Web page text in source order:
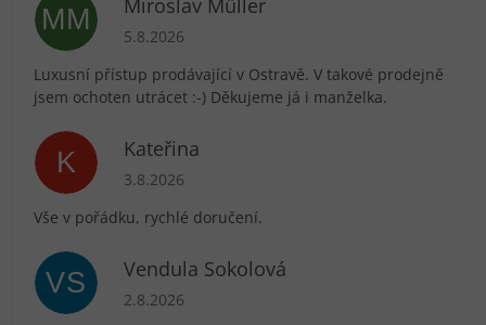
MM Miroslav Müller
Hodnocení obchodu je 5 z 5 hvězdiček.
5.8.2026
Luxusní přístup prodávající v Ostravě. V takové prodejně
jsem ochoten utrácet :-) Děkujeme já i manželka.
K Kateřina
Hodnocení obchodu je 5 z 5 hvězdiček.
3.8.2026
Vše v pořádku, rychlé doručení.
VS Vendula Sokolová
Hodnocení obchodu je 5 z 5 hvězdiček.
2.8.2026